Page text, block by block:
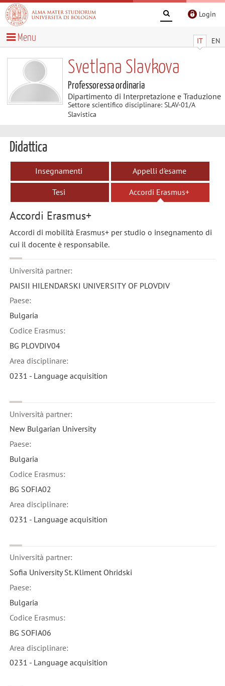
Login
IT EN
Menu
Svetlana Slavkova
Professoressa ordinaria
Dipartimento di Interpretazione e Traduzione
Settore scientifico disciplinare: SLAV-01/A
Slavistica
Didattica
Insegnamenti Appelli d'esame
Tesi Accordi Erasmus+
Accordi Erasmus+
Accordi di mobilità Erasmus+ per studio o insegnamento di
cui il docente è responsabile.
Università partner:
PAISII HILENDARSKI UNIVERSITY OF PLOVDIV
Paese:
Bulgaria
Codice Erasmus:
BG PLOVDIV04
Area disciplinare:
0231 - Language acquisition
Università partner:
New Bulgarian University
Paese:
Bulgaria
Codice Erasmus:
BG SOFIA02
Area disciplinare:
0231 - Language acquisition
Università partner:
Sofia University St. Kliment Ohridski
Paese:
Bulgaria
Codice Erasmus:
BG SOFIA06
Area disciplinare:
0231 - Language acquisition